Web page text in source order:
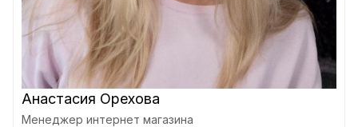
Анастасия Орехова
Менеджер интернет магазина